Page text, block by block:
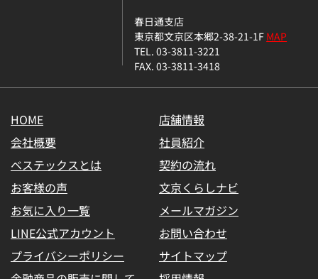
春日通支店
東京都文京区本郷2-38-21-1FMAP
TEL. 03-3811-3221
FAX. 03-3811-3418
HOME
店舗情報
会社概要
社員紹介
ベステックスとは
契約の流れ
お客様の声
文京くらしナビ
お気に入り一覧
メールマガジン
LINE公式アカウント
お問い合わせ
プライバシーポリシー
サイトマップ